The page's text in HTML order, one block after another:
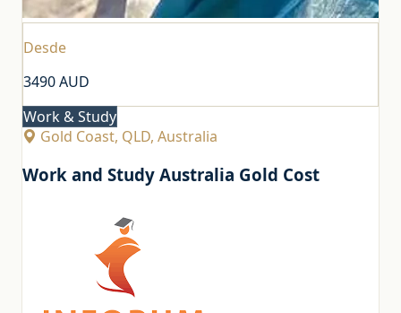
Desde
3490AUD
Work & Study
Gold Coast, QLD, Australia
Work and Study Australia Gold Cost